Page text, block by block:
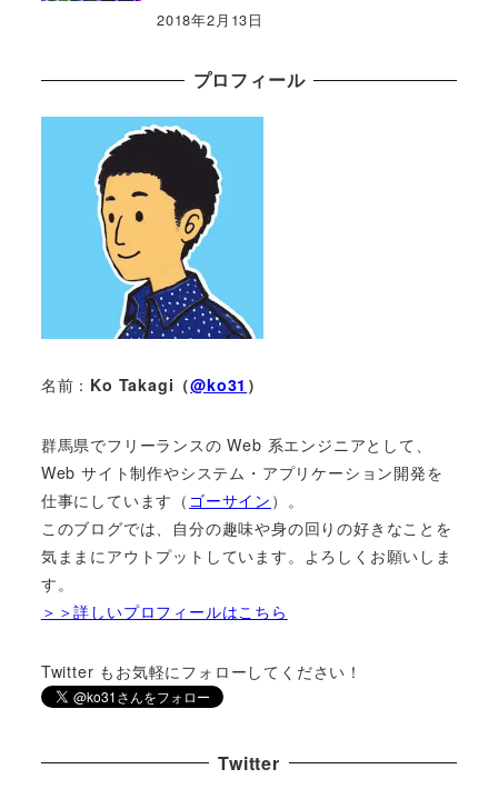
2018年2月13日
プロフィール
名前： Ko Takagi（@ko31 ）
群馬県でフリーランスの Web 系エンジニアとして、
Web サイト制作やシステム・アプリケーション開発を
仕事にしています（ ゴーサイン ）。
このブログでは、自分の趣味や身の回りの好きなことを
気ままにアウトプットしています。よろしくお願いしま
す。
＞＞詳しいプロフィールはこちら
Twitter もお気軽にフォローしてください！
Twitter